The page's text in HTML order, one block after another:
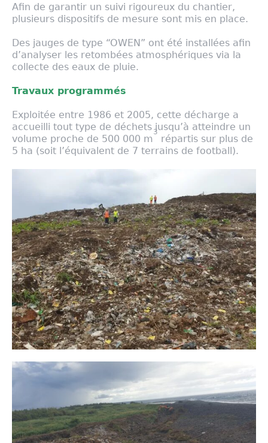
Afin de garantir un suivi rigoureux du chantier,
plusieurs dispositifs de mesure sont mis en place.
Des jauges de type “OWEN” ont été installées afin
d’analyser les retombées atmosphériques via la
collecte des eaux de pluie.
Travaux programmés
Exploitée entre 1986 et 2005, cette décharge a
accueilli tout type de déchets jusqu’à atteindre un
volume proche de 500 000 m
3
répartis sur plus de
5 ha (soit l’équivalent de 7 terrains de football).